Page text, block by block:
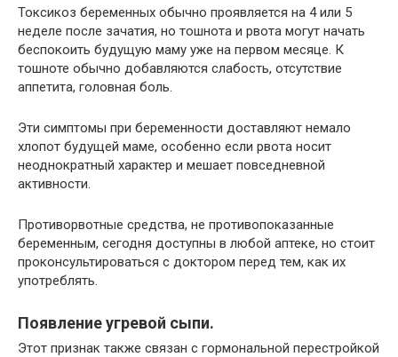
Токсикоз беременных обычно проявляется на 4 или 5
неделе после зачатия, но тошнота и рвота могут начать
беспокоить будущую маму уже на первом месяце. К
тошноте обычно добавляются слабость, отсутствие
аппетита, головная боль.
Эти симптомы при беременности доставляют немало
хлопот будущей маме, особенно если рвота носит
неоднократный характер и мешает повседневной
активности.
Противорвотные средства, не противопоказанные
беременным, сегодня доступны в любой аптеке, но стоит
проконсультироваться с доктором перед тем, как их
употреблять.
Появление угревой сыпи.
Этот признак также связан с гормональной перестройкой